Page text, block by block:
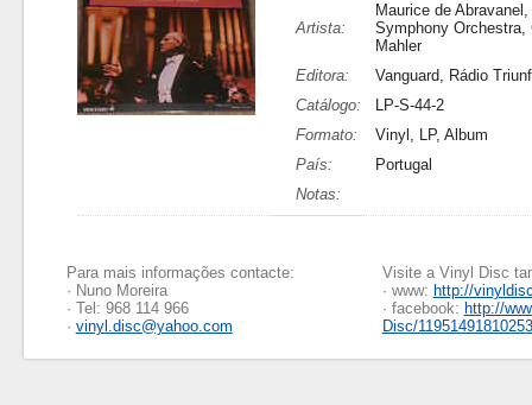
Artista:
Maurice de Abravanel,
Symphony Orchestra,
Mahler
Editora:
Vanguard, Rádio
Catálogo:
LP-S-44-2
Formato:
Vinyl, LP, Album
País:
Portugal
Notas:
Para mais informações contacte:
· Nuno Moreira
· Tel: 968 114 966
· vinyl.disc@yahoo.com
Visite a Vinyl Disc
· www: http://
· facebook: http://
Disc/